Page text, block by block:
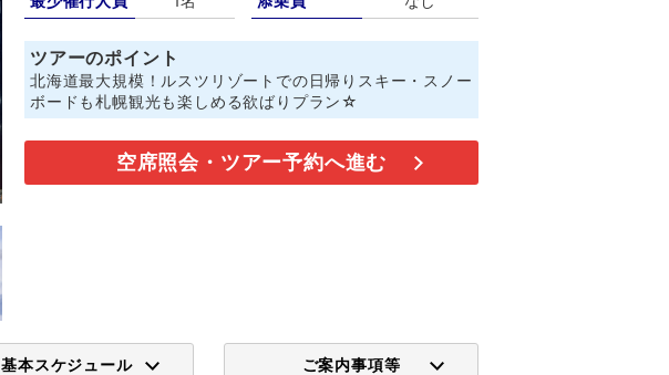
ツアーのポイント
北海道最大規模！ルスツリゾートでの日帰りスキー・スノー
ボードも札幌観光も楽しめる欲ばりプラン☆
空席照会・ツアー予約へ進む
基本スケジュール ご案内事項等